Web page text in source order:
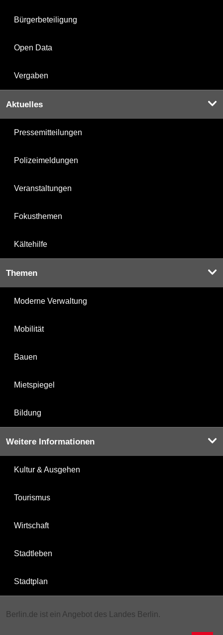
Bürgerbeteiligung
Open Data
Vergaben
Aktuelles
Pressemitteilungen
Polizeimeldungen
Veranstaltungen
Fokusthemen
Kältehilfe
Themen
Moderne Verwaltung
Mobilität
Bauen
Mietspiegel
Bildung
Weitere Informationen
Kultur & Ausgehen
Tourismus
Wirtschaft
Stadtleben
Stadtplan
Berlin.de ist ein Angebot des Landes Berlin.